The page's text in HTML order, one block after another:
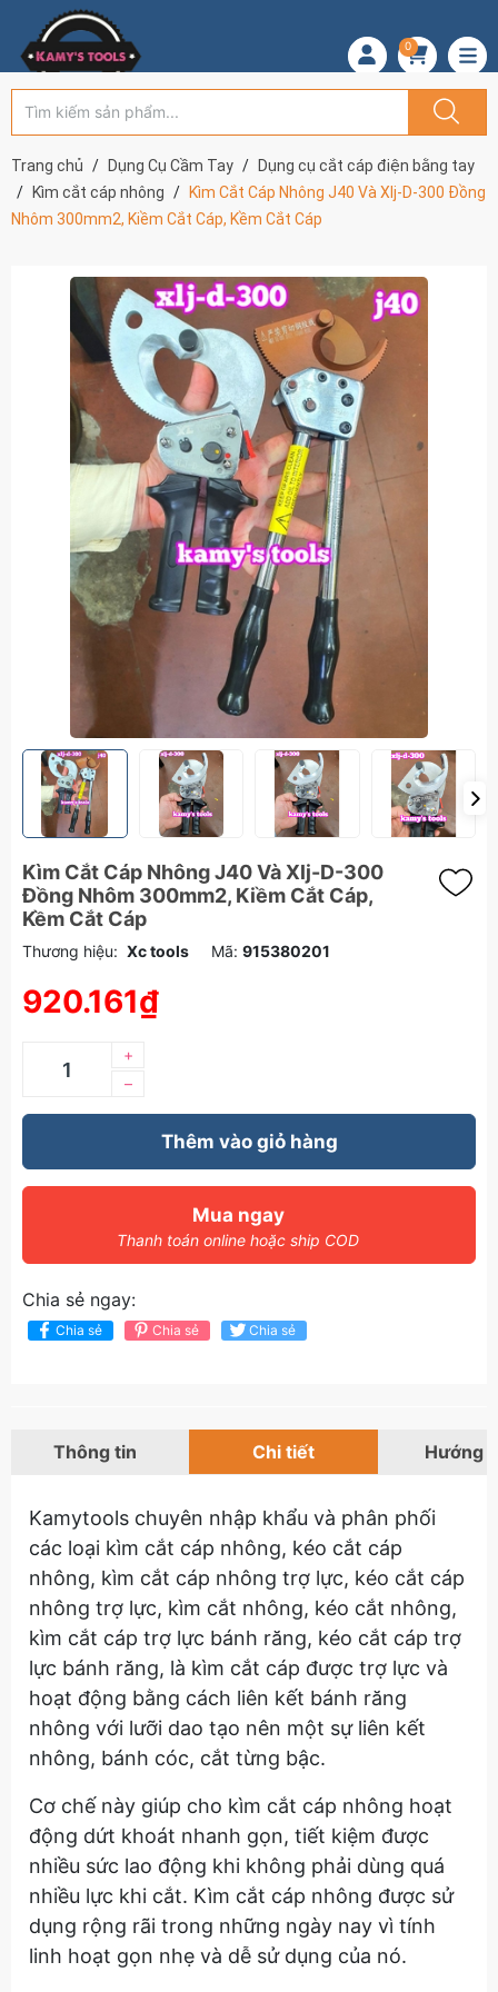
0
Trang chủ Dụng Cụ Cầm Tay
Dụng cụ cắt cáp điện bằng tay
Kìm cắt cáp nhông
Kìm Cắt Cáp Nhông J40 Và Xlj-D-300 Đồng
Nhôm 300mm2, Kiềm Cắt Cáp, Kềm Cắt Cáp
Kìm Cắt Cáp Nhông J40 Và Xlj-D-300
Đồng Nhôm 300mm2, Kiềm Cắt Cáp,
Kềm Cắt Cáp
Thương hiệu: Xc tools Mã: 915380201
920.161₫
–
+
Thêm vào giỏ hàng
Mua ngay
Thanh toán online hoặc ship COD
Chia sẻ ngay:
Chia sẻ Chia sẻ Chia sẻ
Thông tin Chi tiết Hướng
Kamytools chuyên nhập khẩu và phân phối
các loại kìm cắt cáp nhông, kéo cắt cáp
nhông, kìm cắt cáp nhông trợ lực, kéo cắt cáp
nhông trợ lực, kìm cắt nhông, kéo cắt nhông,
kìm cắt cáp trợ lực bánh răng, kéo cắt cáp trợ
lực bánh răng, là kìm cắt cáp được trợ lực và
hoạt động bằng cách liên kết bánh răng
nhông với lưỡi dao tạo nên một sự liên kết
nhông, bánh cóc, cắt từng bậc.
Cơ chế này giúp cho kìm cắt cáp nhông hoạt
động dứt khoát nhanh gọn, tiết kiệm được
nhiều sức lao động khi không phải dùng quá
nhiều lực khi cắt. Kìm cắt cáp nhông được sử
dụng rộng rãi trong những ngày nay vì tính
linh hoạt gọn nhẹ và dễ sử dụng của nó.